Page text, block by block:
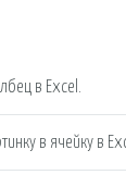
в Excel.
в ячейку в